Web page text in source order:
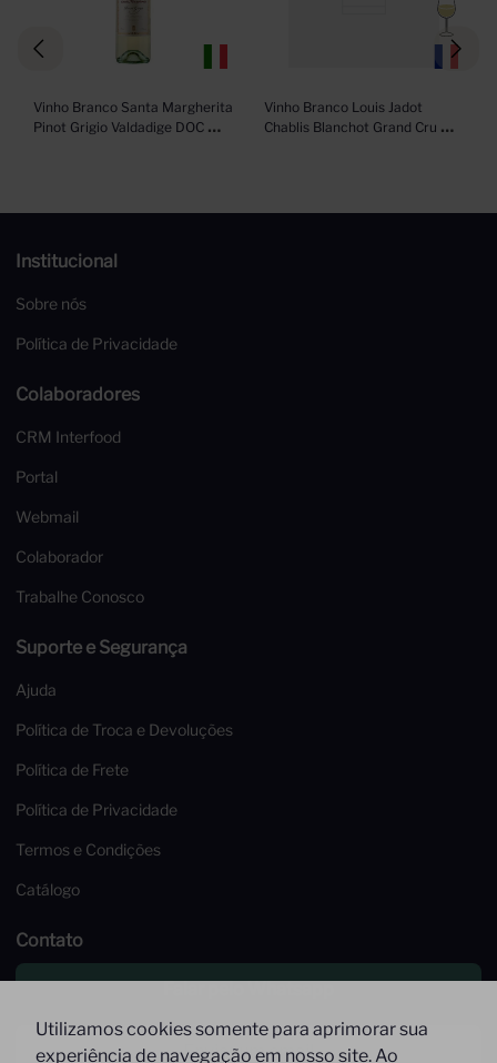
Utilizamos cookies somente para aprimorar sua
experiência de navegação em nosso site. Ao
Vinho Branco Santa Margherita
Pinot Grigio Valdadige DOC
Vinho Branco Louis Jadot
Chablis Blanchot Grand Cru
Institucional
Sobre nós
Política de Privacidade
Colaboradores
CRM Interfood
Portal
Webmail
Colaborador
Trabalhe Conosco
Suporte e Segurança
Ajuda
Política de Troca e Devoluções
Política de Frete
Política de Privacidade
Termos e Condições
Catálogo
Contato
Enviar um email